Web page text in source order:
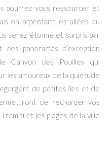
pourrez vous ressourcer et
en arpentant les allées du
serez étonné et surpris par
des panoramas d’exception
Canyon des Pouilles qui
les amoureux de la quiétude
de petites îles et de
de recharger vos
et les plages de la ville